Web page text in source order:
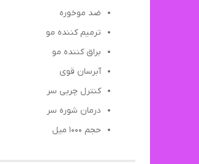
ضد موخوره
ترمیم کننده مو
براق کننده مو
آبرسان قوی
کنترل چربی سر
درمان شوره سر
حجم ۱۰۰۰ میل